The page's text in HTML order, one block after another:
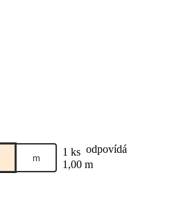
m 1 ks odpovídá
1,00 m